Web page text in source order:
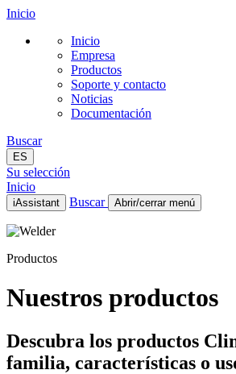
Inicio
Inicio
Empresa
Productos
Soporte y contacto
Noticias
Documentación
Buscar
ES
Su selección
Inicio
iAssistant Buscar Abrir/cerrar menú
Inicio
Productos
Noticias
Documentación
Productos
Nuestros productos
Descubra los productos
familia, características o